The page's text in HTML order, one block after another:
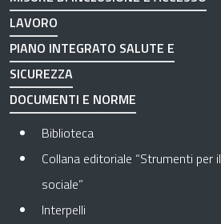
LAVORO
PIANO INTEGRATO SALUTE E
SICUREZZA
DOCUMENTI E NORME
Biblioteca
Collana editoriale “Strumenti per il
sociale”
Interpelli